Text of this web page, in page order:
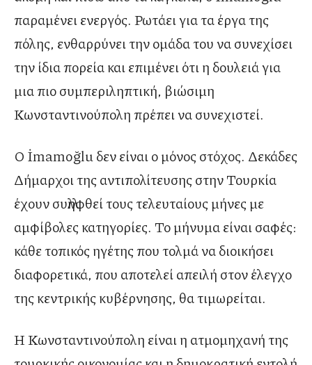
παραμένει ενεργός. Ρωτάει για τα έργα της
πόλης, ενθαρρύνει την ομάδα του να συνεχίσει
την ίδια πορεία και επιμένει ότι η δουλειά για
μια πιο συμπεριληπτική, βιώσιμη
Κωνσταντινούπολη πρέπει να συνεχιστεί.
Ο İmamoğlu δεν είναι ο μόνος στόχος. Δεκάδες
Δήμαρχοι της αντιπολίτευσης στην Τουρκία
έχουν συλληφθεί τους τελευταίους μήνες με
αμφίβολες κατηγορίες. Το μήνυμα είναι σαφές:
κάθε τοπικός ηγέτης που τολμά να διοικήσει
διαφορετικά, που αποτελεί απειλή στον έλεγχο
της κεντρικής κυβέρνησης, θα τιμωρείται.
Η Κωνσταντινούπολη είναι η ατμομηχανή της